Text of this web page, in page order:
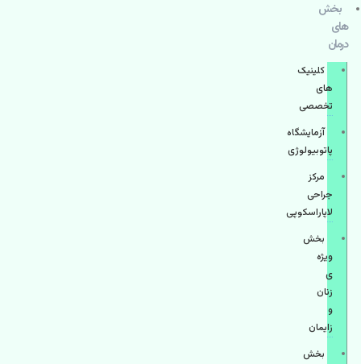
بخش
های
درمان
کلینیک
های
تخصصی
آزمایشگاه
پاتوبیولوژی
مرکز
جراحی
لاپاراسکوپی
بخش
ویژه
ی
زنان
و
زایمان
بخش